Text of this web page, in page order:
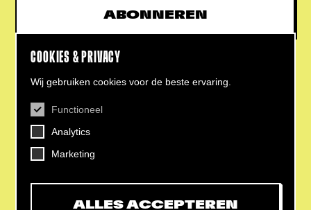
COOKIES & PRIVACY
Wij gebruiken cookies voor de beste ervaring.
Functioneel
Analytics
Marketing
ALLES ACCEPTEREN
ABONNEREN
CONTACT
Helling 7, 3523 CB Utrecht